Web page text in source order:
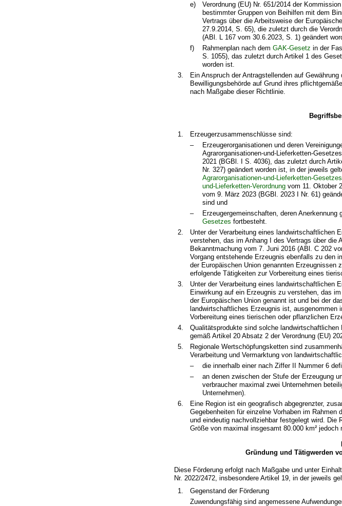
e)
Verordnung (EU) Nr. 651/2014 der
bestimmter Gruppen von Beihilfen mit dem
Vertrags über die Arbeitsweise der
27.9.2014, S. 65), die zuletzt durch die
(ABl. L 167 vom 30.6.2023, S. 1) geändert
f)
Rahmenplan nach demGAK-Gesetz in der
S. 1055), das zuletzt durch Artikel 1 des
worden ist.
3.
Ein Anspruch der Antragstellenden auf
Bewilligungsbehörde auf Grund ihres
nach Maßgabe dieser Richtlinie.
1.
Erzeugerzusammenschlüsse sind:
–
Erzeugerorganisationen und deren
Agrarorganisationen-und-Lieferketten-
2021 (BGBl. I S. 4036), das zuletzt durch
Nr. 327) geändert worden ist, in der jeweils
Agrarorganisationen-und-Lieferketten-Gesetzes
und-Lieferketten-Verordnung vom 11. Oktober
vom 9. März 2023 (BGBl. 2023 I Nr. 61)
sind und
–
Erzeugergemeinschaften, deren Anerkennung
Gesetzes fortbesteht.
2.
Unter der Verarbeitung eines landwirtschaftlichen
verstehen, das im Anhang I des Vertrags über die
Bekanntmachung vom 7. Juni 2016 (ABl. C 202
Vorgang entstehende Erzeugnis ebenfalls zu den
der Europäischen Union genannten
erfolgende Tätigkeiten zur Vorbereitung eines
3.
Unter der Verarbeitung eines landwirtschaftlichen
Einwirkung auf ein Erzeugnis zu verstehen, das
der Europäischen Union genannt ist und bei der
landwirtschaftliches Erzeugnis ist,
Vorbereitung eines tierischen oder pflanzlichen
4.
Qualitätsprodukte sind solche
gemäß Artikel 20 Absatz 2 der Verordnung (EU)
5.
Regionale Wertschöpfungsketten sind
Verarbeitung und Vermarktung von
–
die innerhalb einer nach Ziffer II Nummer 6
–
an denen zwischen der Stufe der Erzeugung
verbraucher maximal zwei Unternehmen
Unternehmen).
6.
Eine Region ist ein geografisch abgegrenzter,
Gegebenheiten für einzelne Vorhaben im
und eindeutig nachvollziehbar festgelegt wird. Die
Größe von maximal insgesamt 80.000 km² jedoch
Gründung und Tätigwerden
Diese Förderung erfolgt nach Maßgabe und unter
Nr. 2022/2472, insbesondere Artikel 19, in der jeweils
1.
Gegenstand der Förderung
Zuwendungsfähig sind angemessene